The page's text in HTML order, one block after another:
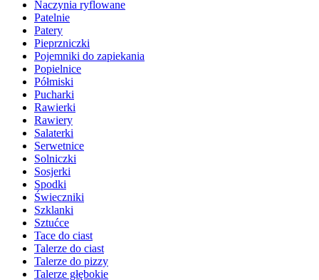
Naczynia ryflowane
Patelnie
Patery
Pieprzniczki
Pojemniki do zapiekania
Popielnice
Półmiski
Pucharki
Rawierki
Rawiery
Salaterki
Serwetnice
Solniczki
Sosjerki
Spodki
Świeczniki
Szklanki
Sztućce
Tace do ciast
Talerze do ciast
Talerze do pizzy
Talerze głębokie